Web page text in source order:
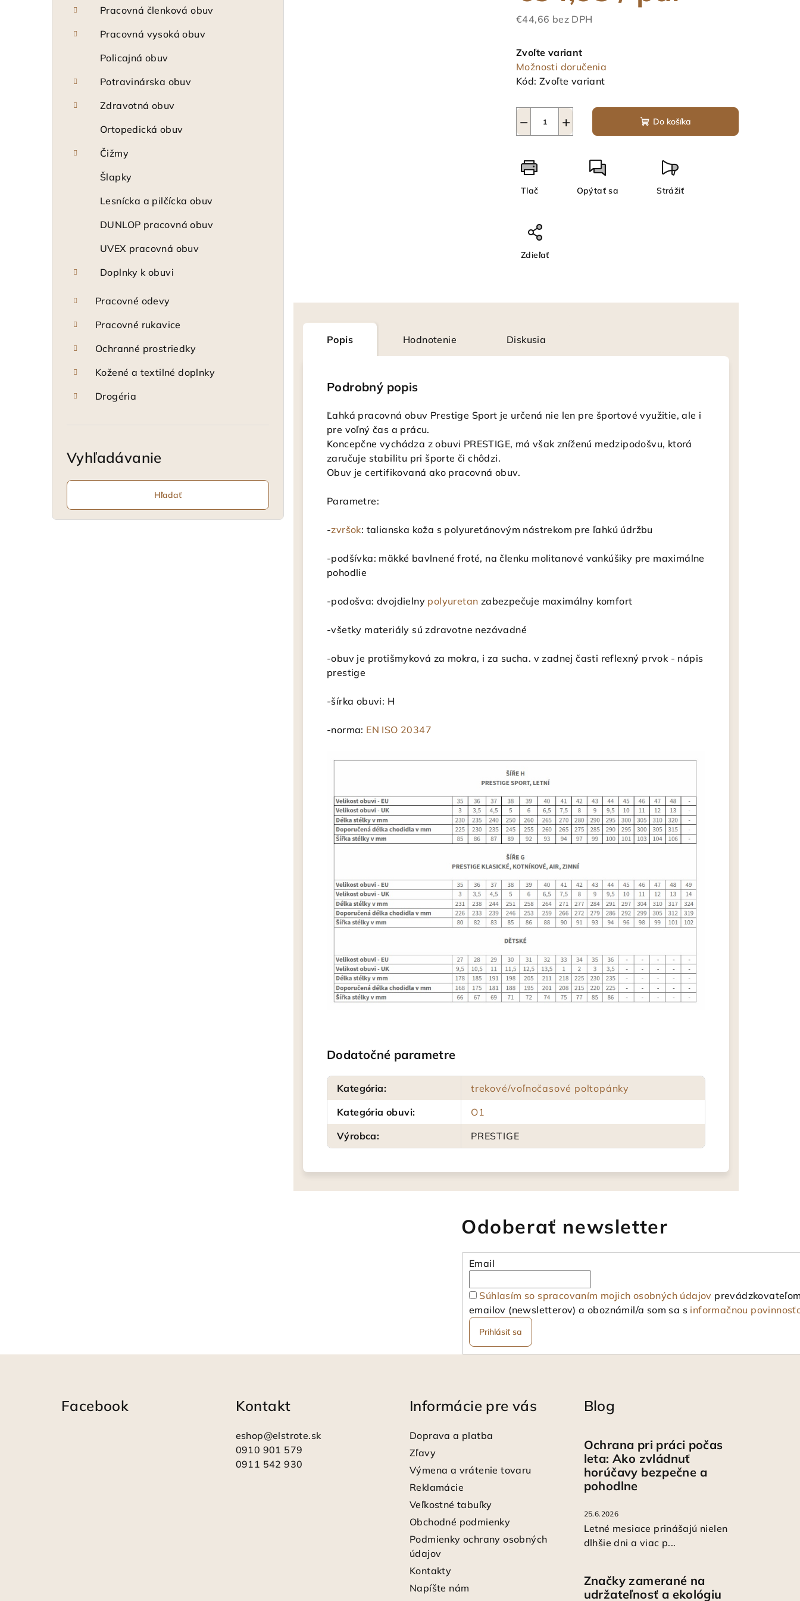
Pracovná členková obuv
Pracovná vysoká obuv
Policajná obuv
Potravinárska obuv
Zdravotná obuv
Ortopedická obuv
Čižmy
Šlapky
Lesnícka a pilčícka obuv
DUNLOP pracovná obuv
UVEX pracovná obuv
Doplnky k obuvi
Pracovné odevy
Pracovné rukavice
Ochranné prostriedky
Kožené a textilné doplnky
Drogéria
Vyhľadávanie
Hľadať
€44,66 bez DPH
cena:
Zvoľte variant
Možnosti doručenia
Kód: Zvoľte variant
+
− Do košíka
Tlač Opýtať sa Strážiť
Zdieľať
Popis Hodnotenie Diskusia
Podrobný popis
Ľahká pracovná obuv Prestige Sport je určená nie len pre športové využitie, ale i
pre voľný čas a prácu.
Koncepčne vychádza z obuvi PRESTIGE, má však zníženú medzipodošvu, ktorá
zaručuje stabilitu pri športe či chôdzi.
Obuv je certifikovaná ako pracovná obuv.
Parametre:
-zvršok: talianska koža s polyuretánovým nástrekom pre ľahkú údržbu
-podšívka: mäkké bavlnené froté, na členku molitanové vankúšiky pre maximálne
pohodlie
-podošva: dvojdielny polyuretan zabezpečuje maximálny komfort
-všetky materiály sú zdravotne nezávadné
-obuv je protišmyková za mokra, i za sucha. v zadnej časti reflexný prvok - nápis
prestige
-šírka obuvi: H
-norma: EN ISO 20347
Dodatočné parametre
Kategória:
trekové/voľnočasové poltopánky
Kategória obuvi:
O1
Výrobca: PRESTIGE
Odoberať newsletter
Email
Súhlasím so spracovaním mojich osobných údajov
emailov (newsletterov) a oboznámil/a som sa s informačnou
Prihlásiť sa
Facebook Kontakt
eshop@elstrote.sk
0910 901 579
0911 542 930
Informácie pre vás
Doprava a platba
Zľavy
Výmena a vrátenie tovaru
Reklamácie
Veľkostné tabuľky
Obchodné podmienky
Podmienky ochrany osobných
údajov
Kontakty
Napíšte nám
Blog
Ochrana pri práci počas
leta: Ako zvládnuť
horúčavy bezpečne a
pohodlne
25.6.2026
Letné mesiace prinášajú nielen
dlhšie dni a viac p...
Značky zamerané na
udržateľnosť a ekológiu